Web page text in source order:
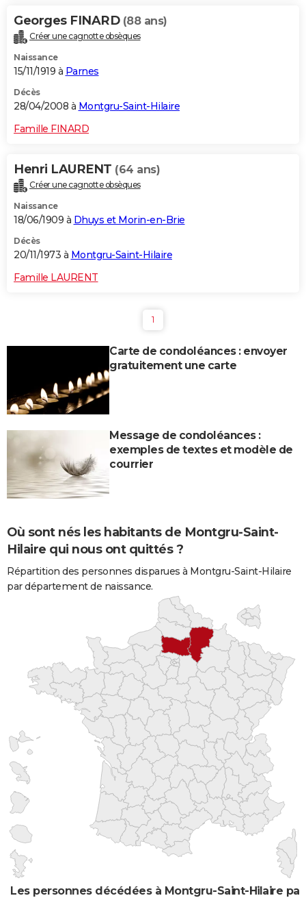
Georges FINARD (88 ans)
Créer une cagnotte obsèques
Naissance
15/11/1919 à Parnes
Décès
28/04/2008 à Montgru-Saint-Hilaire
Famille FINARD
Henri LAURENT (64 ans)
Créer une cagnotte obsèques
Naissance
18/06/1909 à Dhuys et Morin-en-Brie
Décès
20/11/1973 à Montgru-Saint-Hilaire
Famille LAURENT
1
Carte de condoléances : envoyer
gratuitement une carte
Message de condoléances :
exemples de textes et modèle de
courrier
Où sont nés les habitants de Montgru-Saint-
Hilaire qui nous ont quittés ?
Répartition des personnes disparues à Montgru-Saint-Hilaire
par département de naissance.
Les personnes décédées à Montgru-Saint-Hilaire